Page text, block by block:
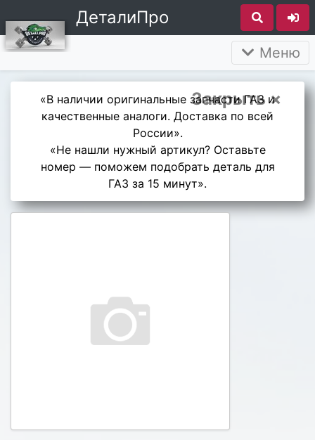
ДеталиПро
Меню
Закрыть ×
«В наличии оригинальные запчасти ГАЗ и
качественные аналоги. Доставка по всей
России».
«Не нашли нужный артикул? Оставьте
номер — поможем подобрать деталь для
ГАЗ за 15 минут».